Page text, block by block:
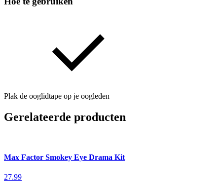
Plak de ooglidtape op je oogleden
Gerelateerde producten
Max Factor Smokey Eye Drama Kit
27.99